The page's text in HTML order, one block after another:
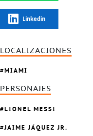
Linkedin
LOCALIZACIONES
MIAMI
PERSONAJES
LIONEL MESSI
JAIME JÁQUEZ JR.